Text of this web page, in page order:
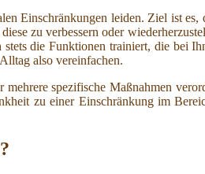
Einschränkungen leiden. Ziel ist
zu verbessern oder
die Funktionen trainiert, die bei
also vereinfachen.
spezifische Maßnahmen
zu einer Einschränkung im